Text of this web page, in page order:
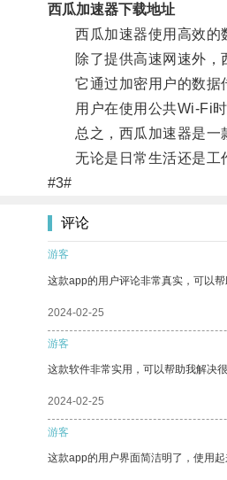
西瓜加速器下载地址
西瓜加速器使用高效的数
除了提供高速网速外，西
它通过加密用户的数据传
用户在使用公共Wi-Fi时
总之，西瓜加速器是一款
无论是日常生活还是工作
#3#
评论
游客
这款app的用户评论非常真实，可以帮
2024-02-25
游客
这款软件非常实用，可以帮助我解决
2024-02-25
游客
这款app的用户界面简洁明了，使用